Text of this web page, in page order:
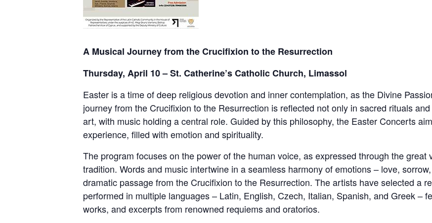
A Musical Journey from the Crucifixion to the Resurrection
Thursday, April 10 – St. Catherine’s Catholic Church, Limassol
Easter is a time of deep religious devotion and inner contemplation, as the Divine
journey from the Crucifixion to the Resurrection is reflected not only in sacred rituals
art, with music holding a central role. Guided by this philosophy, the Easter Concerts
experience, filled with emotion and spirituality.
The program focuses on the power of the human voice, as expressed through the great
tradition. Words and music intertwine in a seamless harmony of emotions – love,
dramatic passage from the Crucifixion to the Resurrection. The artists have selected a
performed in multiple languages – Latin, English, Czech, Italian, Spanish, and Greek –
works, and excerpts from renowned requiems and oratorios.